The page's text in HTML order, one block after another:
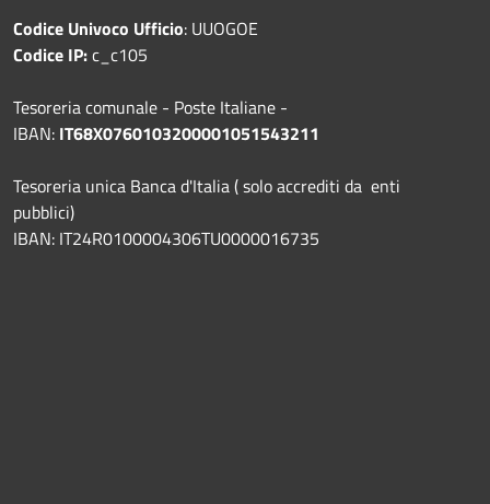
Codice Univoco Ufficio: UUOGOE
Codice IP:c_c105
Tesoreria comunale - Poste Italiane -
IBAN: IT68X0760103200001051543211
Tesoreria unica Banca d'Italia ( solo accrediti da enti
pubblici)
IBAN: IT24R0100004306TU0000016735